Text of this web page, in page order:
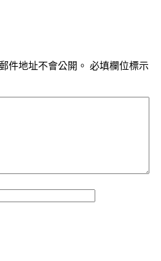
件地址不會公開。 必填欄位標示